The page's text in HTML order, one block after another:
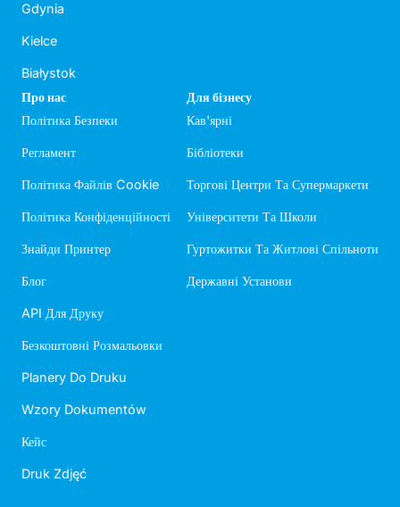
Gdynia
Kielce
Białystok
Про нас
Політика Безпеки
Регламент
Політика Файлів Cookie
Політика Конфіденційності
Знайди Принтер
Блог
API Для Друку
Безкоштовні Розмальовки
Planery Do Druku
Wzory Dokumentów
Кейс
Druk Zdjęć
Для бізнесу
Кав'ярні
Бібліотеки
Торгові Центри Та Супермаркети
Університети Та Школи
Гуртожитки Та Житлові Спільноти
Державні Установи